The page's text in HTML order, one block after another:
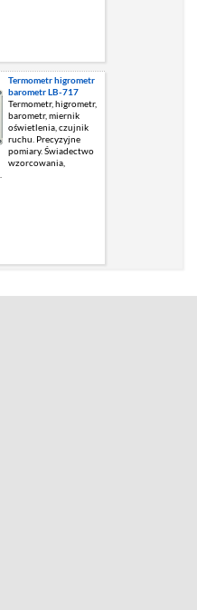
Termometr higrometr
barometr LB-717
Termometr, higrometr,
barometr, miernik
oświetlenia, czujnik
ruchu. Precyzyjne
pomiary. Świadectwo
wzorcowania,